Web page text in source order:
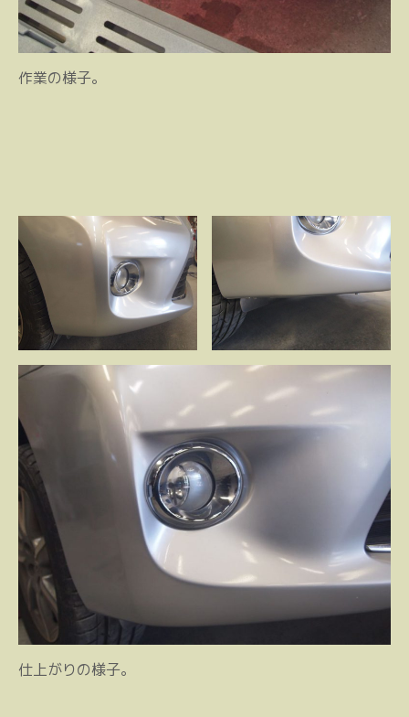
作業の様子。
仕上がりの様子。